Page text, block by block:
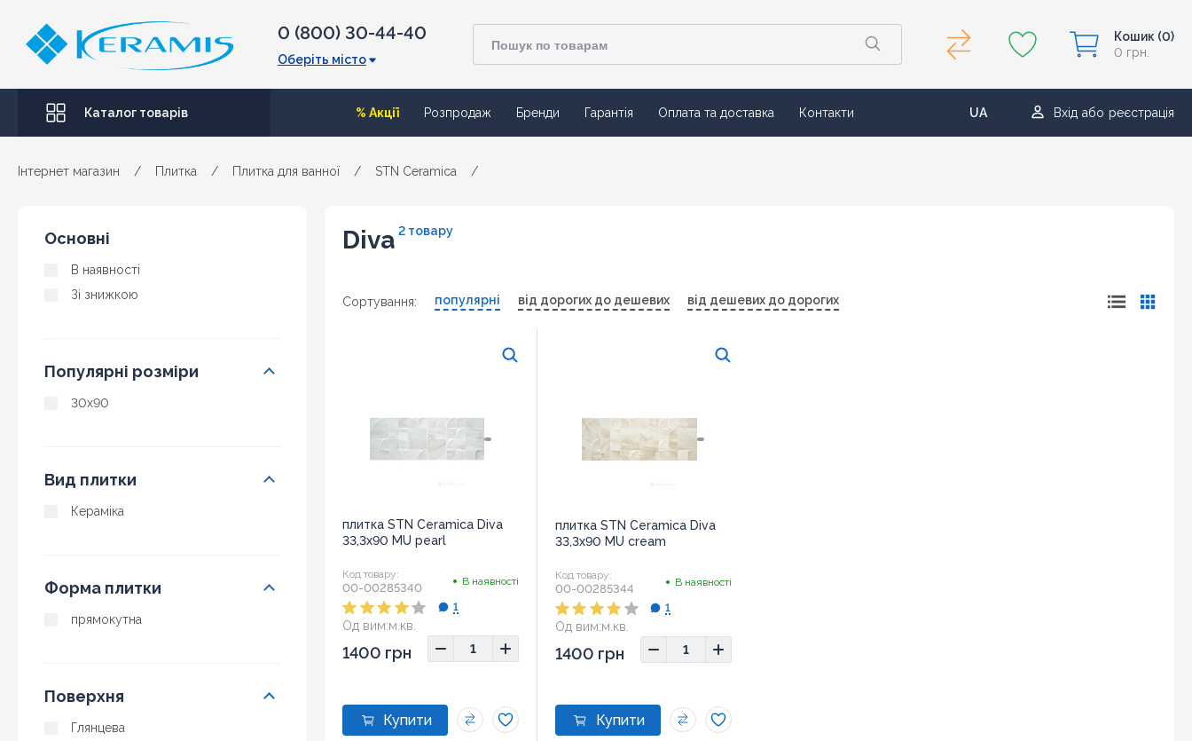
0 (800) 30-44-40
Оберіть місто
Кошик (0)
0 грн.
Каталог товарів % Акції Розпродаж Бренди Гарантія Оплата та доставка Контакти
UA
RU
Вхід або реєстрація
Інтернет магазин / Плитка / Плитка для ванної / STN Ceramica /
Основні
В наявності
Зі знижкою
Популярні розміри
30x90
Вид плитки
Кераміка
Форма плитки
прямокутна
Поверхня
Глянцева
Diva 2 товару
Сортування: популярні від дорогих до дешевих від дешевих до дорогих
плитка STN Ceramica Diva
33,3х90 MU pearl
Код товару:
00-00285340 В наявності
Од вим:м.кв.
1
1400 грн
плитка STN Ceramica Diva
33,3х90 MU cream
Код товару:
00-00285344 В наявності
Од вим:м.кв.
1
1400 грн